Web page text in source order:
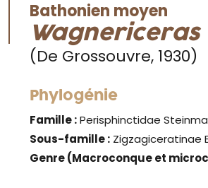
Bathonien moyen
(De Grossouvre, 1930)
Phylogénie
Famille :Perisphinctidae
Sous-famille : Zigzagiceratinae
Genre(Macroconque et